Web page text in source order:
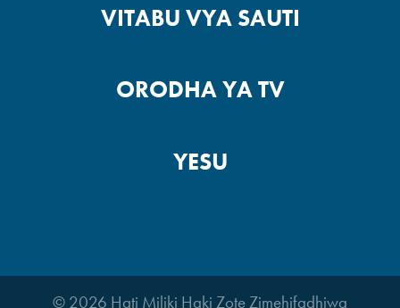
VITABU VYA SAUTI
ORODHA YA TV
YESU
© 2026 Hati Miliki Haki Zote Zimehifadhiwa